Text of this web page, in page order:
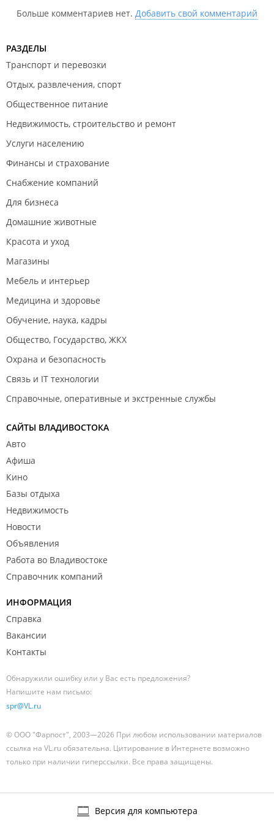
Больше комментариев нет. Добавить свой комментарий
РАЗДЕЛЫ
Транспорт и перевозки
Отдых, развлечения, спорт
Общественное питание
Недвижимость, строительство и ремонт
Услуги населению
Финансы и страхование
Снабжение компаний
Для бизнеса
Домашние животные
Красота и уход
Магазины
Мебель и интерьер
Медицина и здоровье
Обучение, наука, кадры
Общество, Государство, ЖКХ
Охрана и безопасность
Связь и IT технологии
Справочные, оперативные и экстренные службы
САЙТЫ ВЛАДИВОСТОКА
Авто
Афиша
Кино
Базы отдыха
Недвижимость
Новости
Объявления
Работа во Владивостоке
Справочник компаний
ИНФОРМАЦИЯ
Справка
Вакансии
Контакты
Обнаружили ошибку или у Вас есть предложения?
Напишите нам письмо:
spr@VL.ru
© ООО "Фарпост", 2003—2026 При любом использовании материалов
ссылка на VL.ru обязательна. Цитирование в Интернете возможно
только при наличии гиперссылки. Все права защищены.
Версия для компьютера